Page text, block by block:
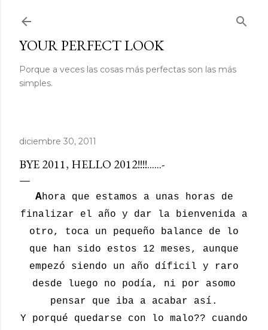
YOUR PERFECT LOOK
Porque a veces las cosas más perfectas son las más
simples.
diciembre 30, 2011
BYE 2011, HELLO 2012!!!!......-
Ahora que estamos a unas horas de
finalizar el año y dar la bienvenida a
otro, toca un pequeño balance de lo
que han sido estos 12 meses, aunque
empezó siendo un año díficil y raro
desde luego no podía, ni por asomo
pensar que iba a acabar así.
Y porqué quedarse con lo malo?? cuando